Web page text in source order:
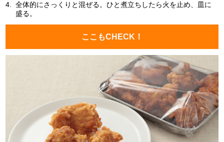
4.
全体的にさっくりと混ぜる。ひと煮立ちしたら火を止め、皿に
盛る。
ここもCHECK！